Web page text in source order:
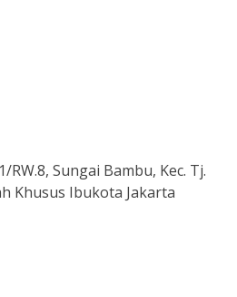
RW.8, Sungai Bambu, Kec. Tj.
Khusus Ibukota Jakarta